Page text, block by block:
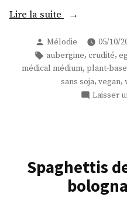
Lire la suite
« Aubergine
garnie
! »
Publié
par
Mélodie 05/10/
Étiquettes :
aubergine, crudité,
médical médium, plant-
sans soja, vegan,
Laisser
Spaghettis